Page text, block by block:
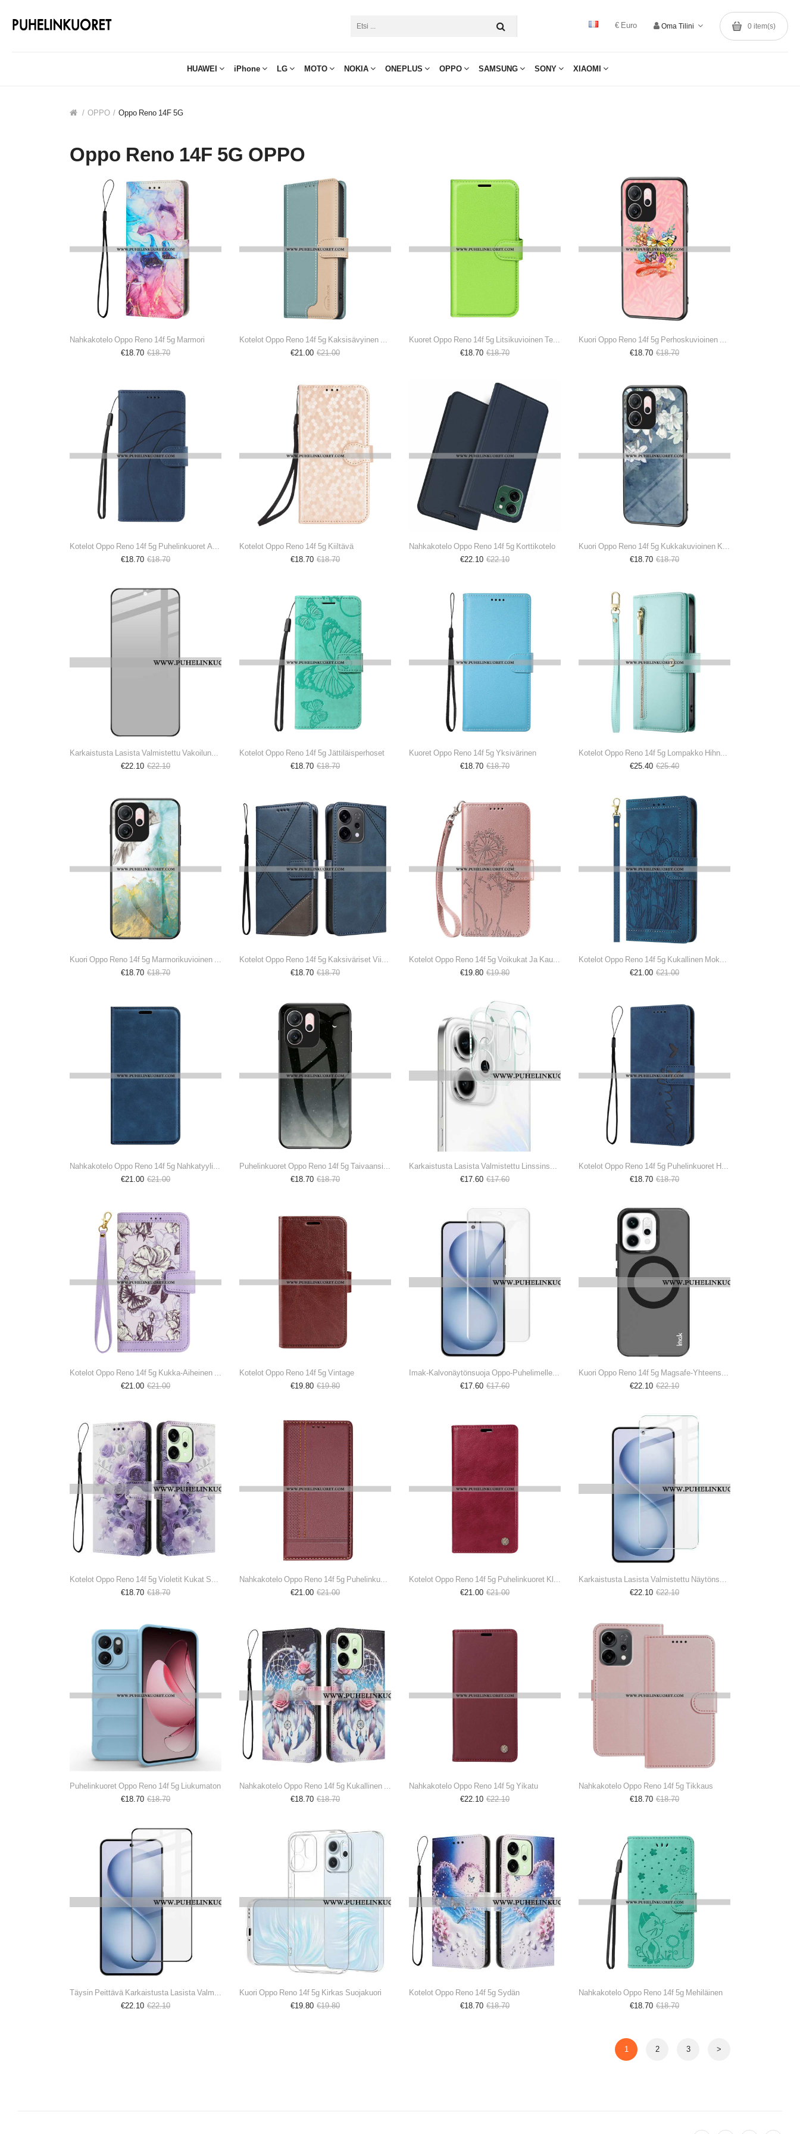
€ Euro Oma Tilini 0 item(s)
HUAWEI iPhone LG MOTO NOKIA ONEPLUS OPPO SAMSUNG SONY XIAOMI
OPPO Oppo Reno 14F 5G
Oppo Reno 14F 5G OPPO
Nahkakotelo Oppo Reno 14f 5g Marmori
€18.70 €18.70
€21.00 €21.00
€18.70 €18.70
€18.70 €18.70
€18.70 €18.70
Kotelot Oppo Reno 14f 5g Kiiltävä
€18.70 €18.70
Nahkakotelo Oppo Reno 14f 5g Korttikotelo
€22.10 €22.10
€18.70 €18.70
€22.10 €22.10
Kotelot Oppo Reno 14f 5g Jättiläisperhoset
€18.70 €18.70
Kuoret Oppo Reno 14f 5g Yksivärinen
€18.70 €18.70
€25.40 €25.40
€18.70 €18.70
€18.70 €18.70
€19.80 €19.80
€21.00 €21.00
€21.00 €21.00
€18.70 €18.70
€17.60 €17.60
€18.70 €18.70
€21.00 €21.00
Kotelot Oppo Reno 14f 5g Vintage
€19.80 €19.80
€17.60 €17.60
€22.10 €22.10
€18.70 €18.70
€21.00 €21.00
€21.00 €21.00
€22.10 €22.10
Puhelinkuoret Oppo Reno 14f 5g Liukumaton
€18.70 €18.70
€18.70 €18.70
Nahkakotelo Oppo Reno 14f 5g Yikatu
€22.10 €22.10
Nahkakotelo Oppo Reno 14f 5g Tikkaus
€18.70 €18.70
€22.10 €22.10
Kuori Oppo Reno 14f 5g Kirkas Suojakuori
€19.80 €19.80
Kotelot Oppo Reno 14f 5g Sydän
€18.70 €18.70
Nahkakotelo Oppo Reno 14f 5g Mehiläinen
€18.70 €18.70
1 2 3 >